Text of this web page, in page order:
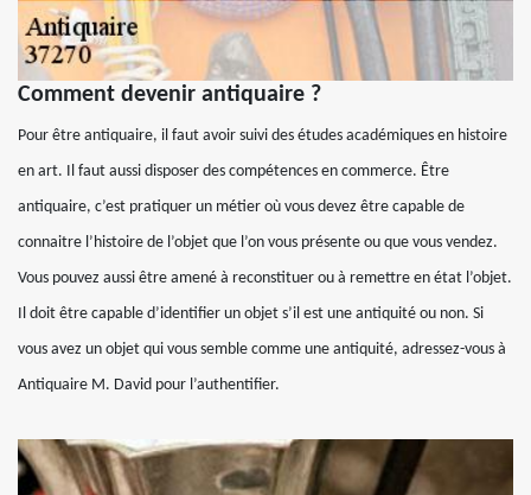
Comment devenir antiquaire ?
Pour être antiquaire, il faut avoir suivi des études académiques en histoire
en art. Il faut aussi disposer des compétences en commerce. Être
antiquaire, c’est pratiquer un métier où vous devez être capable de
connaitre l’histoire de l’objet que l’on vous présente ou que vous vendez.
Vous pouvez aussi être amené à reconstituer ou à remettre en état l’objet.
Il doit être capable d’identifier un objet s’il est une antiquité ou non. Si
vous avez un objet qui vous semble comme une antiquité, adressez-vous à
Antiquaire M. David pour l’authentifier.